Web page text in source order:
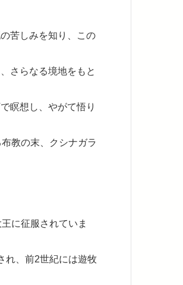
苦しみを知り、この
さらなる境地をもと
瞑想し、やがて悟り
教の末、クシナガラ
に征服されていま
れ、前2世紀には遊牧